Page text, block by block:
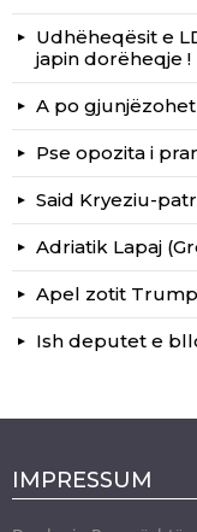
Udhëheqësit e
japin dorëheqje !
A po gjunjëzohet
Pse opozita i
Said Kryeziu-
Adriatik Lapaj
Apel zotit
Ish deputet e
IMPRESSUM